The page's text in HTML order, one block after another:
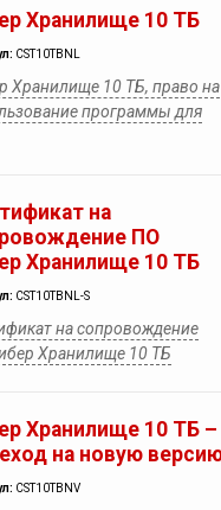
Хранилище 10 ТБ
CST10TBNL
Хранилище 10 ТБ, право на
программы для
на
ПО
Хранилище 10 ТБ
CST10TBNL-S
на сопровождение
Хранилище 10 ТБ
Хранилище 10 ТБ –
на новую
CST10TBNV